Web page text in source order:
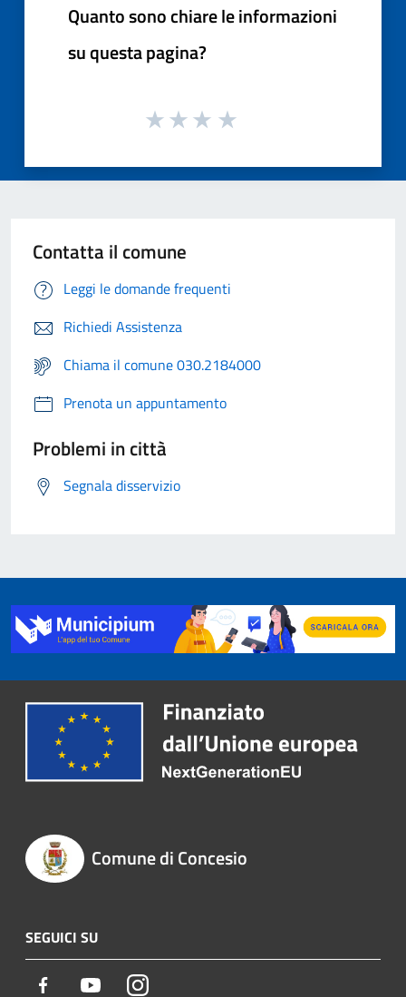
Quanto sono chiare le informazioni
su questa pagina?
Contatta il comune
Leggi le domande frequenti
Richiedi Assistenza
Chiama il comune 030.2184000
Prenota un appuntamento
Problemi in città
Segnala disservizio
Comune di Concesio
SEGUICI SU
Facebook YoutubeInstagram